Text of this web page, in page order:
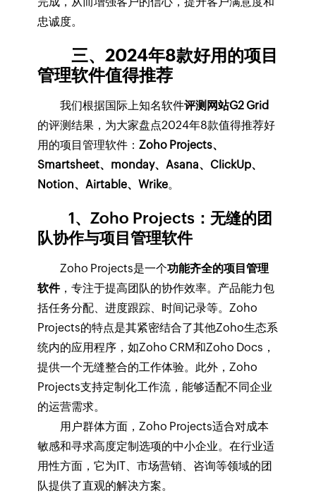
忠诚度。
三、2024年8款好用的项目
管理软件值得推荐
我们根据国际上知名软件评测网站G2 Grid
的评测结果，为大家盘点2024年8款值得推荐好
用的项目管理软件： Zoho Projects、
Smartsheet、monday、Asana、ClickUp、
Notion、Airtable、Wrike。
1、Zoho Projects：无缝的团
队协作与项目管理软件
Zoho Projects是一个功能齐全的项目管理
软件，专注于提高团队的协作效率。产品能力包
括任务分配、进度跟踪、时间记录等。Zoho
Projects的特点是其紧密结合了其他Zoho生态系
统内的应用程序，如Zoho CRM和Zoho Docs，
提供一个无缝整合的工作体验。此外，Zoho
Projects支持定制化工作流，能够适配不同企业
的运营需求。
用户群体方面，Zoho Projects适合对成本
敏感和寻求高度定制选项的中小企业。在行业适
用性方面，它为IT、市场营销、咨询等领域的团
队提供了直观的解决方案。